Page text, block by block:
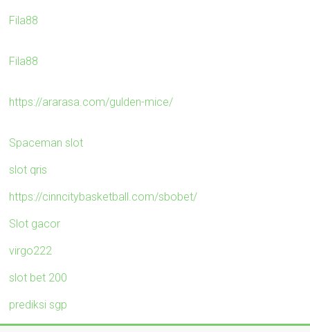
Fila88
Fila88
https://ararasa.com/gulden-mice/
Spaceman slot
slot qris
https://cinncitybasketball.com/sbobet/
Slot gacor
virgo222
slot bet 200
prediksi sgp